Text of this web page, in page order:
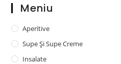
Meniu
Aperitive
Supe Și Supe Creme
Insalate